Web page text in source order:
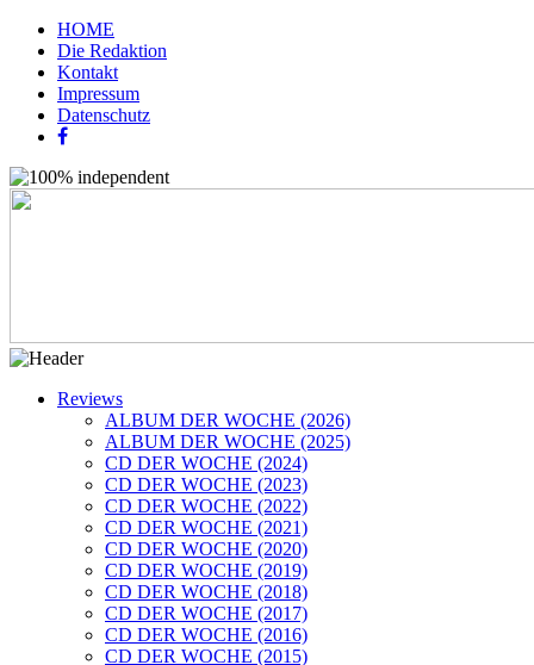
HOME
Die Redaktion
Kontakt
Impressum
Datenschutz
Reviews
ALBUM DER WOCHE (2026)
ALBUM DER WOCHE (2025)
CD DER WOCHE (2024)
CD DER WOCHE (2023)
CD DER WOCHE (2022)
CD DER WOCHE (2021)
CD DER WOCHE (2020)
CD DER WOCHE (2019)
CD DER WOCHE (2018)
CD DER WOCHE (2017)
CD DER WOCHE (2016)
CD DER WOCHE (2015)